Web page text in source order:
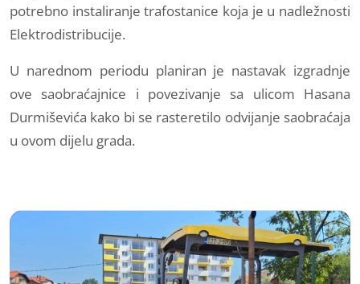
potrebno instaliranje trafostanice koja je u nadležnosti
Elektrodistribucije.
U narednom periodu planiran je nastavak izgradnje
ove saobraćajnice i povezivanje sa ulicom Hasana
Durmiševića kako bi se rasteretilo odvijanje saobraćaja
u ovom dijelu grada.